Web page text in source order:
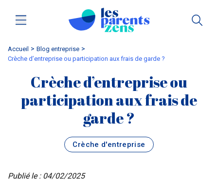
Accueil
blog entreprise
Crèche d’entreprise ou participation aux frais de garde ?
Crèche d’entreprise ou
participation aux frais de
garde ?
Crèche d'entreprise
Publié le : 04/02/2025